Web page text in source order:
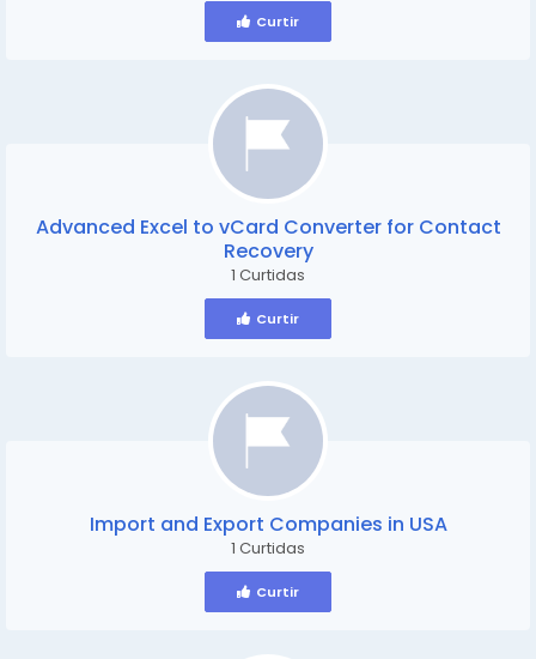
Curtir
Advanced Excel to vCard Converter for Contact
Recovery
1 Curtidas
Curtir
Import and Export Companies in USA
1 Curtidas
Curtir